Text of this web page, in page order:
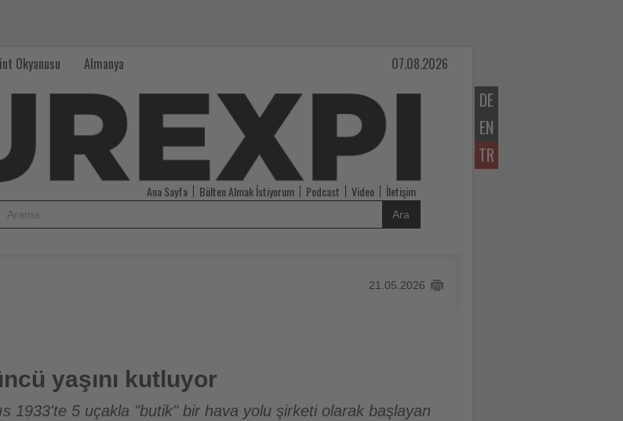
DE
EN
TR
Okyanusu Almanya 07.08.2026
Ana Sayfa Bülten Almak İstiyorum Podcast Video İletişim
Ara
21.05.2026
yaşını kutluyor
1933'te 5 uçakla "butik" bir hava yolu şirketi olarak başlayan